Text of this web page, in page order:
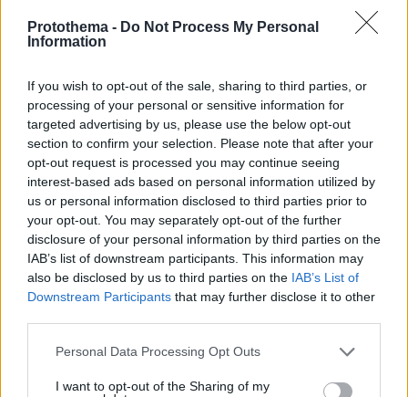
Protothema - Do Not Process My Personal
Information
If you wish to opt-out of the sale, sharing to third parties, or
processing of your personal or sensitive information for
targeted advertising by us, please use the below opt-out
section to confirm your selection. Please note that after your
opt-out request is processed you may continue seeing
interest-based ads based on personal information utilized by
us or personal information disclosed to third parties prior to
your opt-out. You may separately opt-out of the further
disclosure of your personal information by third parties on the
IAB’s list of downstream participants. This information may
also be disclosed by us to third parties on the IAB’s List of
Downstream Participants that may further disclose it to other
Please note that this website/app uses one or more Google
not limited to your visit or usage behaviour. You may click to
Personal Data Processing Opt Outs
I want to opt-out of the Sharing of my
Ο Οδυσσέας ταξίδευε με πλοίο των Βίκινγκς; Η επιλογή
του Νόλαν και η αληθινή μυκηναϊκή ναυπηγική
ΔΕΙΤΕ ΟΛΕΣ ΤΙΣ ΕΙΔΗΣΕΙΣ
ΤΑ ΠΙΟ ΔΗΜΟΦΙΛΗ